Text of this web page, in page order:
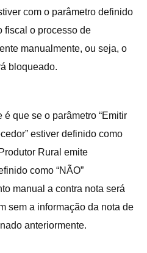
com o parâmetro definido
fiscal o processo de
manualmente, ou seja, o
bloqueado.
que se o parâmetro “Emitir
estiver definido como
Rural emite
como “NÃO”
manual a contra nota será
sem a informação da nota de
anteriormente.